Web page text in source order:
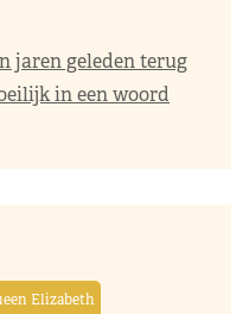
jaren geleden terug
in een woord
Elizabeth